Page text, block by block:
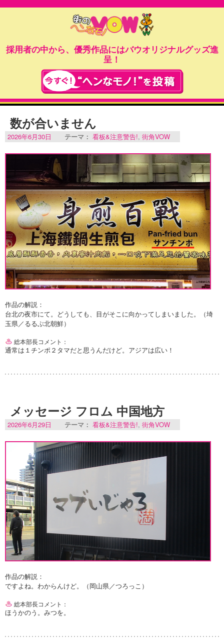
採用者の中から、優秀作品にはバウオリジナルグッズ進
呈！
数が合いません
2026年6月30日 テーマ： 看板&注意警告!, 街角VOW
作品の解説：
台北の夜市にて。どうしても、目がそこに向かってしまいました。（埼
玉県／るるぶ北朝鮮）
総本部長コメント：
通常は１チンポ２タマだと思うんだけど。アジアは広い！
メッセージ フロム 中国地方
2026年6月29日 テーマ： 看板&注意警告!, 街角VOW
作品の解説：
ですよね。わからんけど。（岡山県／つろっこ）
総本部長コメント：
ほうかのう。みつを。